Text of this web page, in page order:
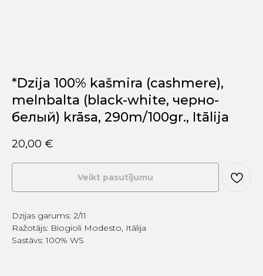
*Dzija 100% kašmira (cashmere),
melnbalta (black-white, черно-
белый) krāsa, 290m/100gr., Itālija
20,00 €
Veikt pasutījumu
Dzijas garums: 2/11
Ražotājs: Biogioli Modesto, Itālija
Sastāvs: 100% WS